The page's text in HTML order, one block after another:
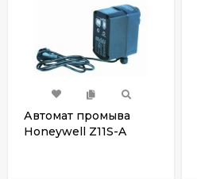
Автомат промыва
Honeywell Z11S-A